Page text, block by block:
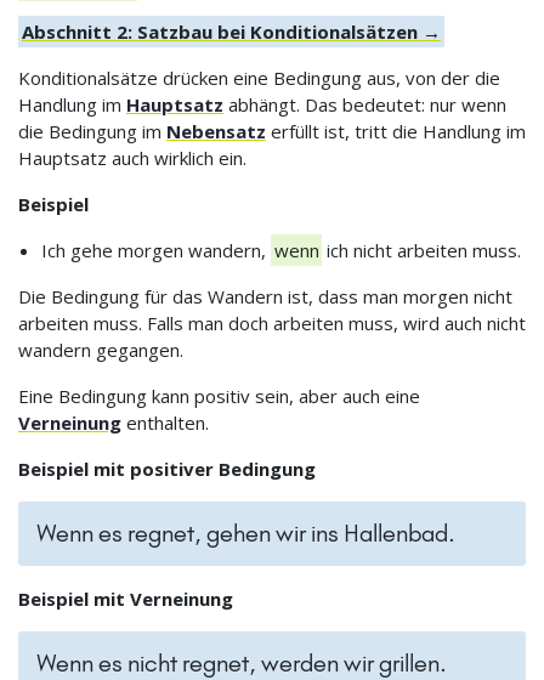
Abschnitt 2: Satzbau bei Konditionalsätzen →
Konditionalsätze drücken eine Bedingung aus, von der die
Handlung im Hauptsatz abhängt. Das bedeutet: nur wenn
die Bedingung im Nebensatz erfüllt ist, tritt die Handlung im
Hauptsatz auch wirklich ein.
Beispiel
Ich gehe morgen wandern, wenn ich nicht arbeiten muss.
Die Bedingung für das Wandern ist, dass man morgen nicht
arbeiten muss. Falls man doch arbeiten muss, wird auch nicht
wandern gegangen.
Eine Bedingung kann positiv sein, aber auch eine
Verneinung enthalten.
Beispiel mit positiver Bedingung
Wenn es regnet, gehen wir ins Hallenbad.
Beispiel mit Verneinung
Wenn es nicht regnet, werden wir grillen.